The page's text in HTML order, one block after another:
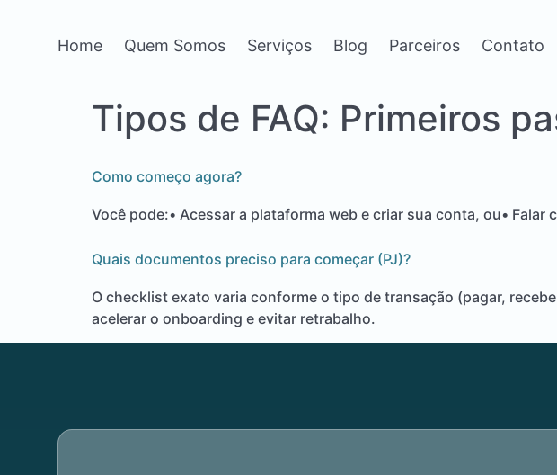
Home Quem Somos Serviços Blog Parceiros Contato
Tipos de FAQ: Primeiros
Como começo agora?
Você pode:• Acessar a plataforma web e criar sua conta, ou•
Quais documentos preciso para começar (PJ)?
O checklist exato varia conforme o tipo de transação (pagar,
acelerar o onboarding e evitar retrabalho.